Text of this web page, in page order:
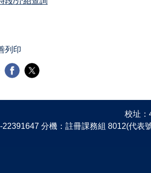
列印
校址：
22391647 分機：註冊課務組 8012(代表